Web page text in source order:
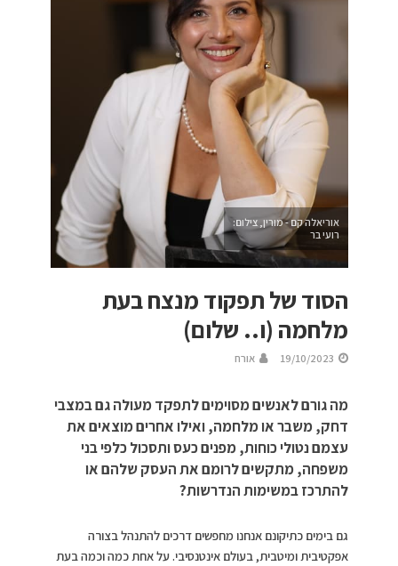
אוריאלה קם - מורין, צילום:
רועי בר
הסוד של תפקוד מנצח בעת
מלחמה (ו.. שלום)
19/10/2023 אורח
מה גורם לאנשים מסוימים לתפקד מעולה גם במצבי
דחק, משבר או מלחמה, ואילו אחרים מוצאים את
עצמם נטולי כוחות, מפנים כעס ותסכול כלפי בני
משפחה, מתקשים לרומם את העסק שלהם או
להתרכז במשימות הנדרשות?
גם בימים כתיקונם אנחנו מחפשים דרכים להתנהל בצורה
אפקטיבית ומיטבית, בעולם אינטנסיבי. על אחת כמה וכמה בעת